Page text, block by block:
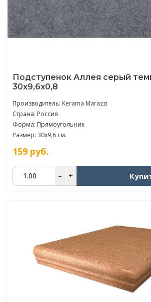
Подступенок Аллея серый
30x9,6x0,8
Производитель: Kerama Marazzi
Страна: Россия
Форма: Прямоугольник
Размер: 30x9,6 см.
159 руб.
– +